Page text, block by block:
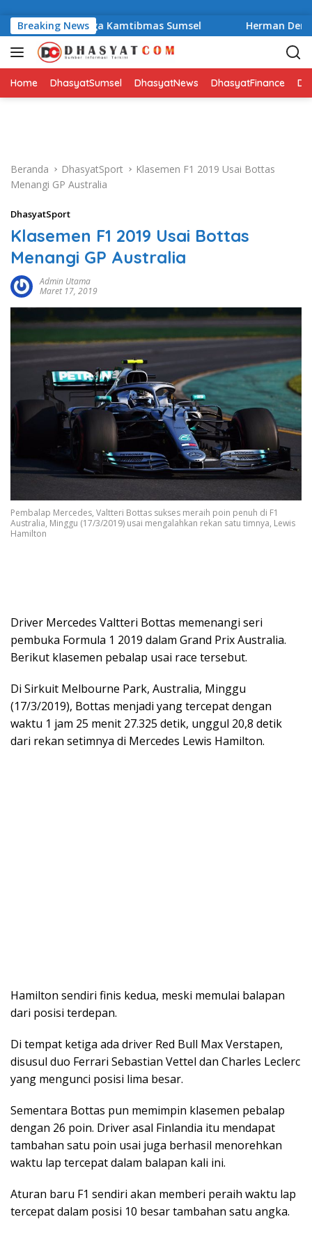
Breaking News
Jaga Kamtibmas Sumsel Herman Deru
Home DhasyatSumsel DhasyatNews DhasyatFinance
Beranda DhasyatSport
Klasemen F1 2019 Usai Bottas
Menangi GP Australia
DhasyatSport
Klasemen F1 2019 Usai Bottas
Menangi GP Australia
Admin Utama
Maret 17, 2019
Pembalap Mercedes, Valtteri Bottas sukses meraih poin penuh di F1
Australia, Minggu (17/3/2019) usai mengalahkan rekan satu timnya, Lewis
Hamilton
Driver Mercedes Valtteri Bottas memenangi seri
pembuka Formula 1 2019 dalam Grand Prix Australia.
Berikut klasemen pebalap usai race tersebut.
Di Sirkuit Melbourne Park, Australia, Minggu
(17/3/2019), Bottas menjadi yang tercepat dengan
waktu 1 jam 25 menit 27.325 detik, unggul 20,8 detik
dari rekan setimnya di Mercedes Lewis Hamilton.
Hamilton sendiri finis kedua, meski memulai balapan
dari posisi terdepan.
Di tempat ketiga ada driver Red Bull Max Verstapen,
disusul duo Ferrari Sebastian Vettel dan Charles Leclerc
yang mengunci posisi lima besar.
Sementara Bottas pun memimpin klasemen pebalap
dengan 26 poin. Driver asal Finlandia itu mendapat
tambahan satu poin usai juga berhasil menorehkan
waktu lap tercepat dalam balapan kali ini.
Aturan baru F1 sendiri akan memberi peraih waktu lap
tercepat dalam posisi 10 besar tambahan satu angka.